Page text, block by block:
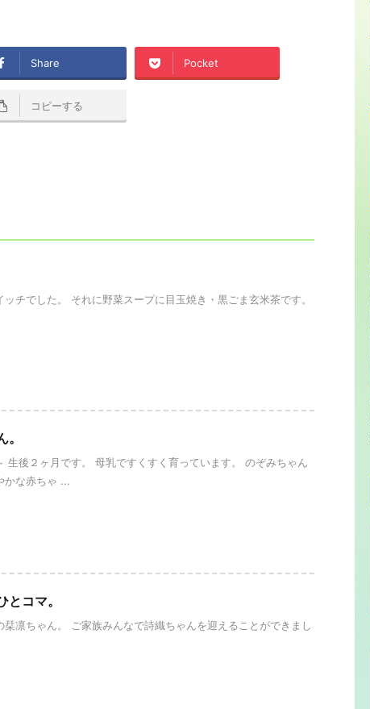
Share Pocket
コピーする
ッチでした。 それに野菜スープに目玉焼き・黒ごま玄米茶です。
生後２ヶ月です。 母乳ですくすく育っています。 のぞみちゃん
かな赤ちゃ ...
とコマ。
栞凛ちゃん。 ご家族みんなで詩織ちゃんを迎えることができまし